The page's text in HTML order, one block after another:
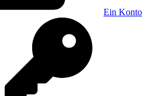
Ein Konto